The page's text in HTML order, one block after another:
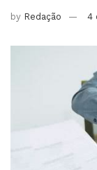
by Redação 4